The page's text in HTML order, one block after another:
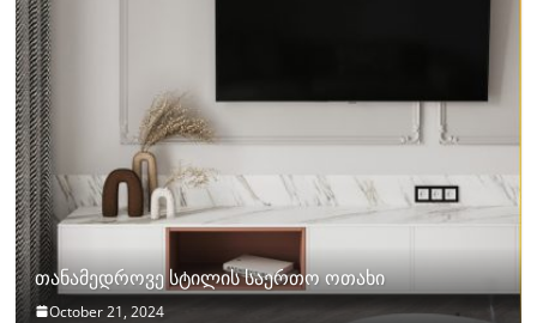
თანამედროვე სტილის საერთო ოთახი
October 21, 2024